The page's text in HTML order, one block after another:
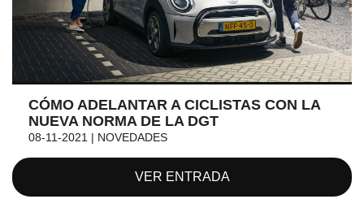
CÓMO ADELANTAR A CICLISTAS CON LA
NUEVA NORMA DE LA DGT
08-11-2021 | NOVEDADES
VER ENTRADA